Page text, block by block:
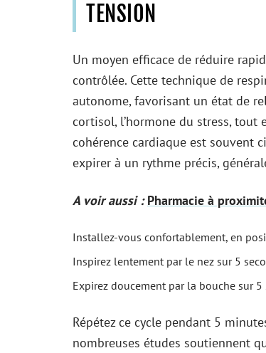
TENSION
Un moyen efficace de réduire
contrôlée. Cette technique de
autonome, favorisant un état de
cortisol, l’hormone du stress, tout
cohérence cardiaque est souvent
expirer à un rythme précis,
A voir aussi : Pharmacie à
Installez-vous confortablement, en
Inspirez lentement par le nez sur 5
Expirez doucement par la bouche sur 5
Répétez ce cycle pendant 5
nombreuses études soutiennent